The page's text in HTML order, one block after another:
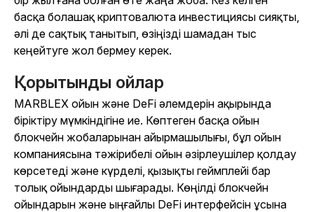
басқа болашақ криптовалюта инвестициясы сияқты,
әлі де сақтық танытып, өзіңізді шамадан тыс
кеңейтуге жол бермеу керек.
Қорытынды ойлар
MARBLEX ойын және DeFi әлемдерін ақырында
біріктіру мүмкіндігіне ие. Көптеген басқа ойын
блокчейн жобаларынан айырмашылығы, бұл ойын
компаниясына тәжірибелі ойын әзірлеушілер қолдау
көрсетеді және күрделі, қызықты геймплейі бар
толық ойындарды шығарады. Көңілді блокчейн
ойындарын және ыңғайлы DeFi интерфейсін ұсына